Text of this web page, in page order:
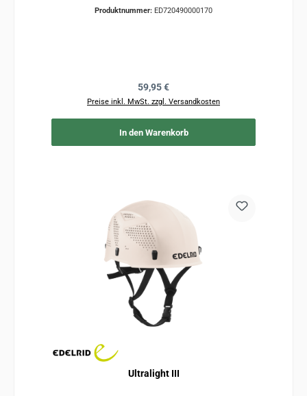
Produktnummer: ED720490000170
Regulärer Preis:
59,95 €
Preise inkl. MwSt. zzgl. Versandkosten
In den Warenkorb
Ultralight III